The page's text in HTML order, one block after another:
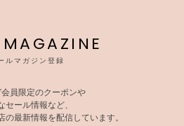
ルマガジン登録
員限定のクーポンや
セール情報など、
の最新情報を配信しています。